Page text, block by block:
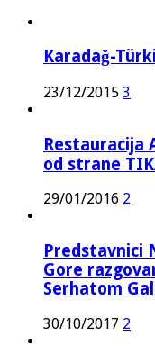
Karadağ-
23/12/2015 3
Restauracija
od strane
29/01/2016 2
Predstavnici
Gore
Serhatom
30/10/2017 2